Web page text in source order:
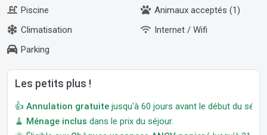
Piscine
Animaux acceptés (1)
Climatisation
Internet / Wifi
Parking
Les petits plus !
👍 Annulation gratuite jusqu'à 60 jours avant le début du
🧹 Ménage inclus dans le prix du séjour.